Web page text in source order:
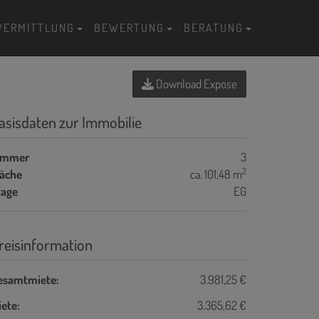
BEWERTUNG BERATUNG
Download Expose
zur Immobilie
3
ca. 101,48 m2
EG
3.981,25 €
3.365,62 €